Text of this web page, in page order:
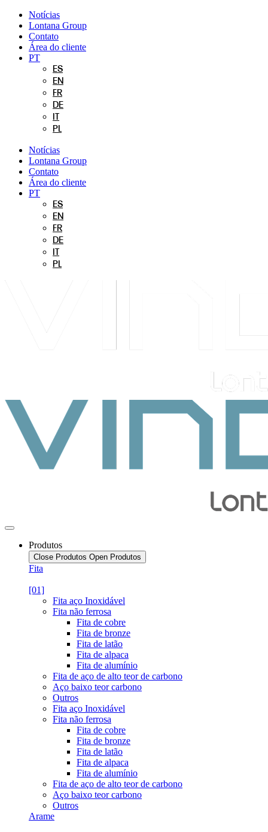
Pular
para
conteúdo
Notícias
Lontana Group
Contato
Área do cliente
PT
ES
EN
FR
DE
PL
Notícias
Lontana Group
Contato
Área do cliente
PT
ES
EN
FR
DE
PL
Produtos
Close Produtos Open Produtos
Fita
[01]
Fita aço Inoxidável
Fita não ferrosa
Fita de cobre
Fita de bronze
Fita de latão
Fita de alpaca
Fita de alumínio
Fita de aço de alto teor de carbono
Aço baixo teor carbono
Outros
Fita aço Inoxidável
Fita não ferrosa
Fita de cobre
Fita de bronze
Fita de latão
Fita de alpaca
Fita de alumínio
Fita de aço de alto teor de carbono
Aço baixo teor carbono
Outros
Arame